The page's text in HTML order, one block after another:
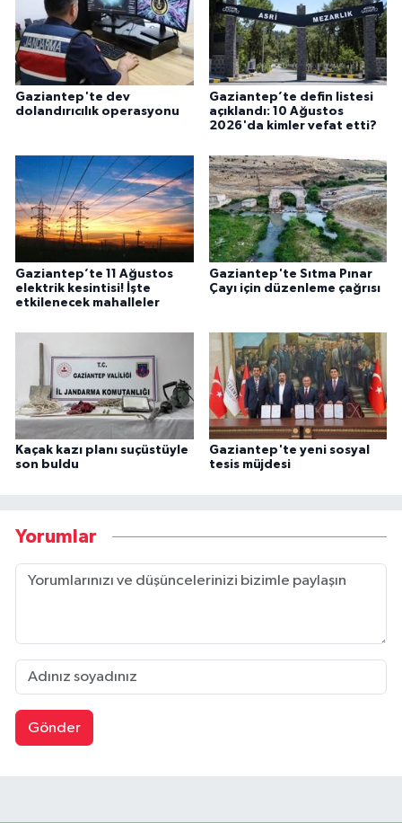
Gaziantep'te dev
dolandırıcılık operasyonu
Gaziantep’te defin listesi
açıklandı: 10 Ağustos
2026'da kimler vefat etti?
Gaziantep’te 11 Ağustos
elektrik kesintisi! İşte
etkilenecek mahalleler
Gaziantep'te Sıtma Pınar
Çayı için düzenleme çağrısı
Kaçak kazı planı suçüstüyle
son buldu
Gaziantep'te yeni sosyal
tesis müjdesi
Yorumlar
Gönder